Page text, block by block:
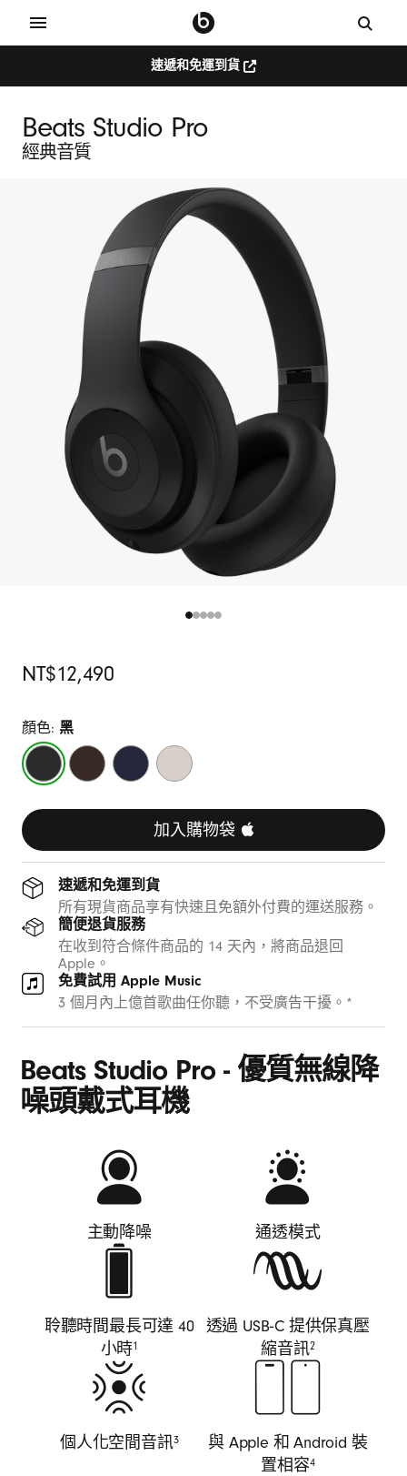
速遞和免運到貨
Beats Studio Pro
經典音質
原
NT$12,490
顏色: 黑
黑
深
咖
海
軍
砂
岩
加入購物袋
速遞和免運到貨
所有現貨商品享有快速且免額外付費的運送服務。
簡便退貨服務
在收到符合條件商品的 14 天內，將商品退回
Apple。
免費試用 Apple Music
3 個月內上億首歌曲任你聽，不受廣告干擾。*
Beats Studio Pro - 優質無線降
噪頭戴式耳機
主動降噪 通透模式
聆聽時間最長可達 40
小時1
透過 USB‑C 提供保真壓
縮音訊2
個人化空間音訊3
與 Apple 和 Android 裝
置相容4